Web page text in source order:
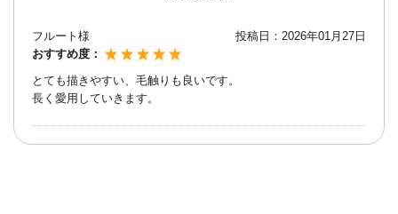
フルート様 投稿日： 2026年01月27日
おすすめ度：
とても描きやすい、毛触りも良いです。
長く愛用していきます。